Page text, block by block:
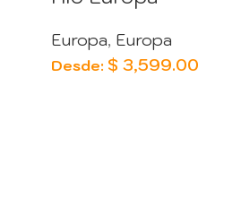
Europa, Europa
Desde: $ 3,599.00